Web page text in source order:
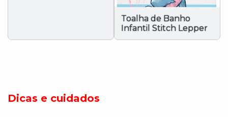
Toalha de Banho
Infantil Stitch Lepper
Dicas e cuidados